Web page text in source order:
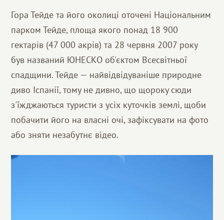
Гора Тейде та його околиці оточені Національним
парком Тейде, площа якого понад 18 900
гектарів (47 000 акрів) та 28 червня 2007 року
був названий ЮНЕСКО об'єктом Всесвітньої
спадщини. Тейде — найвідвідуваніше природне
диво Іспанії, тому не дивно, що щороку сюди
з'їжджаються туристи з усіх куточків землі, щоби
побачити його на власні очі, зафіксувати на фото
або зняти незабутнє відео.